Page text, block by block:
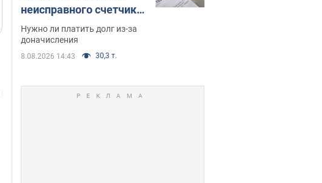
неисправного счетчика:
судья вынес
неожиданное решение
Нужно ли платить долг из-за
доначисления
8.08.2026 14:43 30,3 т.